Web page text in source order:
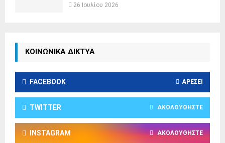
26 Ιουλίου 2026
ΚΟΙΝΩΝΙΚΑ ΔΙΚΤΥΑ
FACEBOOK ΑΡΈΣΕΙ
TWITTER ΑΚΟΛΟΥΘΉΣΤΕ
INSTAGRAM ΑΚΟΛΟΥΘΉΣΤΕ